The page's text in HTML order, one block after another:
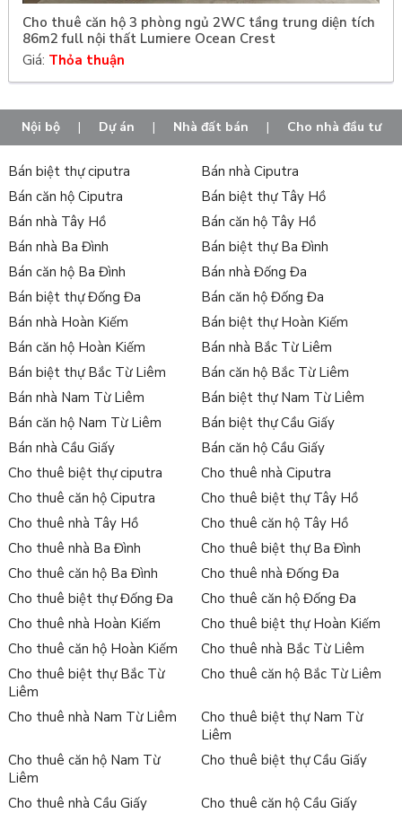
Cho thuê căn hộ 3 phòng ngủ 2WC tầng trung diện tích
86m2 full nội thất Lumiere Ocean Crest
Giá: Thỏa thuận
Nội bộ | Dự án | Nhà đất bán | Cho nhà đầu tư
Bán biệt thự ciputra
Bán nhà Ciputra
Bán căn hộ Ciputra
Bán biệt thự Tây Hồ
Bán nhà Tây Hồ
Bán căn hộ Tây Hồ
Bán nhà Ba Đình
Bán biệt thự Ba Đình
Bán căn hộ Ba Đình
Bán nhà Đống Đa
Bán biệt thự Đống Đa
Bán căn hộ Đống Đa
Bán nhà Hoàn Kiếm
Bán biệt thự Hoàn Kiếm
Bán căn hộ Hoàn Kiếm
Bán nhà Bắc Từ Liêm
Bán biệt thự Bắc Từ Liêm
Bán căn hộ Bắc Từ Liêm
Bán nhà Nam Từ Liêm
Bán biệt thự Nam Từ Liêm
Bán căn hộ Nam Từ Liêm
Bán biệt thự Cầu Giấy
Bán nhà Cầu Giấy
Bán căn hộ Cầu Giấy
Cho thuê biệt thự ciputra
Cho thuê nhà Ciputra
Cho thuê căn hộ Ciputra
Cho thuê biệt thự Tây Hồ
Cho thuê nhà Tây Hồ
Cho thuê căn hộ Tây Hồ
Cho thuê nhà Ba Đình
Cho thuê biệt thự Ba Đình
Cho thuê căn hộ Ba Đình
Cho thuê nhà Đống Đa
Cho thuê biệt thự Đống Đa
Cho thuê căn hộ Đống Đa
Cho thuê nhà Hoàn Kiếm
Cho thuê biệt thự Hoàn Kiếm
Cho thuê căn hộ Hoàn Kiếm
Cho thuê nhà Bắc Từ Liêm
Cho thuê biệt thự Bắc Từ
Liêm
Cho thuê căn hộ Bắc Từ Liêm
Cho thuê nhà Nam Từ Liêm
Cho thuê biệt thự Nam Từ
Liêm
Cho thuê căn hộ Nam Từ
Liêm
Cho thuê biệt thự Cầu Giấy
Cho thuê nhà Cầu Giấy
Cho thuê căn hộ Cầu Giấy